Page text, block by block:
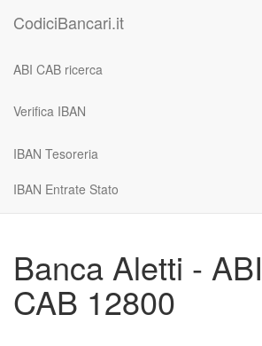
CodiciBancari.it
ABI CAB ricerca
Verifica IBAN
IBAN Tesoreria
IBAN Entrate Stato
Banca Aletti -
CAB 12800